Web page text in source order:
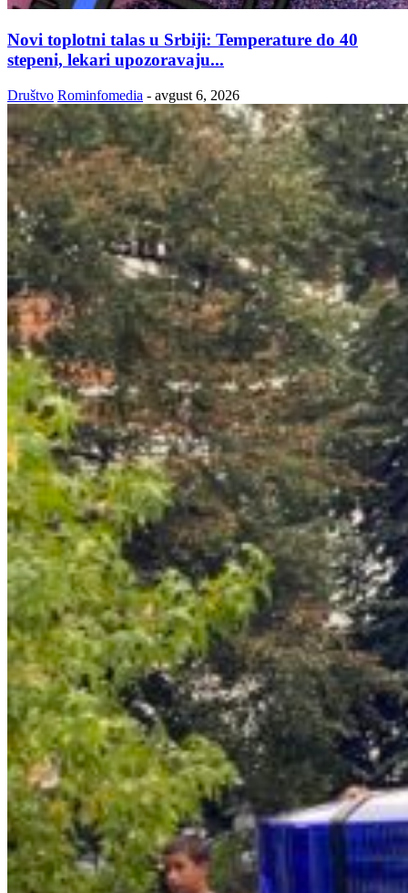
Novi toplotni talas u Srbiji: Temperature do 40
stepeni, lekari upozoravaju...
Društvo Rominfomedia - avgust 6, 2026